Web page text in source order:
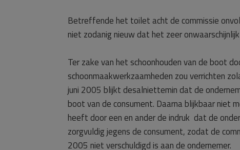
Betreffende het toilet acht de commissie
niet zodanig nieuw dat het zeer
Ter zake van het schoonhouden van de boot
schoonmaakwerkzaamheden zou verrichten
juni 2005 blijkt desalniettemin dat de
boot van de consument. Daarna blijkbaar niet
heeft door een en ander de indruk dat de
zorgvuldig jegens de consument, zodat de
2005 niet verschuldigd is aan de ondernemer.